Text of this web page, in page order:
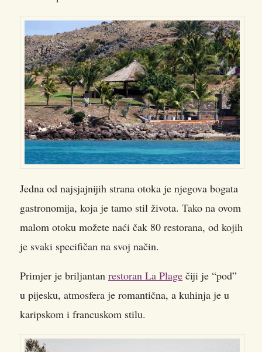
Jedna od najsjajnijih strana otoka je njegova bogata
gastronomija, koja je tamo stil života. Tako na ovom
malom otoku možete naći čak 80 restorana, od kojih
je svaki specifičan na svoj način.
Primjer je briljantan restoran La Plage čiji je “pod”
u pijesku, atmosfera je romantična, a kuhinja je u
karipskom i francuskom stilu.